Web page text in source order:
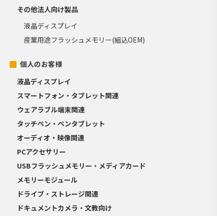
その他法人向け製品
液晶ディスプレイ
産業用途フラッシュメモリー(組込OEM)
個人のお客様
液晶ディスプレイ
スマートフォン・タブレット関連
ウェアラブル端末関連
タッチペン・ペンタブレット
オーディオ・映像関連
PCアクセサリー
USBフラッシュメモリー・メディアカード
メモリーモジュール
ドライブ・ストレージ関連
ドキュメントカメラ・文教向け